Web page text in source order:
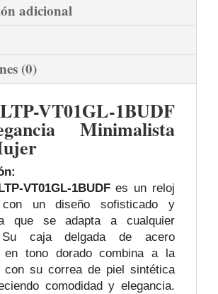
adicional
(0)
VT01GL-1BUDF
Minimalista
VT01GL-1BUDFes un reloj
con un diseño sofisticado y
que se adapta a cualquier
Su caja delgada de acero
en tono dorado combina a la
con su correa de piel sintética
comodidad y elegancia.